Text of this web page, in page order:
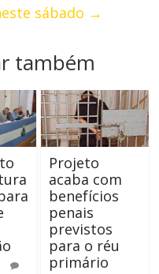
sábado →
também
Projeto
acaba com
benefícios
penais
previstos
para o réu
primário